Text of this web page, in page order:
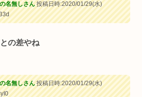
名無しさん投稿日時:2020/01/29(水)
の差やね
名無しさん投稿日時:2020/01/29(水)